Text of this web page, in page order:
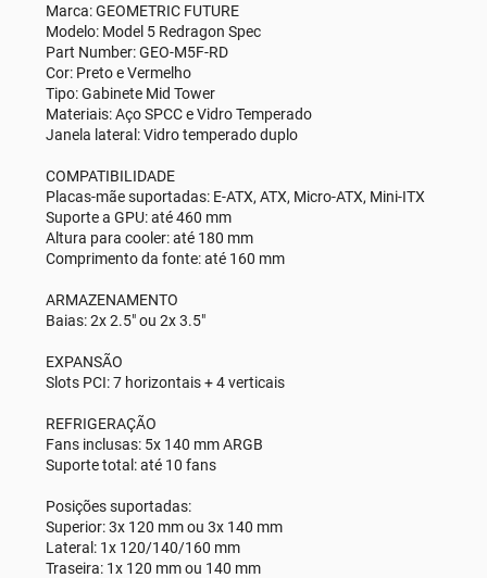
Marca: GEOMETRIC FUTURE
Modelo: Model 5 Redragon Spec
Part Number: GEO-M5F-RD
Cor: Preto e Vermelho
Tipo: Gabinete Mid Tower
Materiais: Aço SPCC e Vidro Temperado
Janela lateral: Vidro temperado duplo
COMPATIBILIDADE
Placas-mãe suportadas: E-ATX, ATX, Micro-ATX, Mini-ITX
Suporte a GPU: até 460 mm
Altura para cooler: até 180 mm
Comprimento da fonte: até 160 mm
ARMAZENAMENTO
Baias: 2x 2.5" ou 2x 3.5"
EXPANSÃO
Slots PCI: 7 horizontais + 4 verticais
REFRIGERAÇÃO
Fans inclusas: 5x 140 mm ARGB
Suporte total: até 10 fans
Posições suportadas:
Superior: 3x 120 mm ou 3x 140 mm
Lateral: 1x 120/140/160 mm
Traseira: 1x 120 mm ou 140 mm